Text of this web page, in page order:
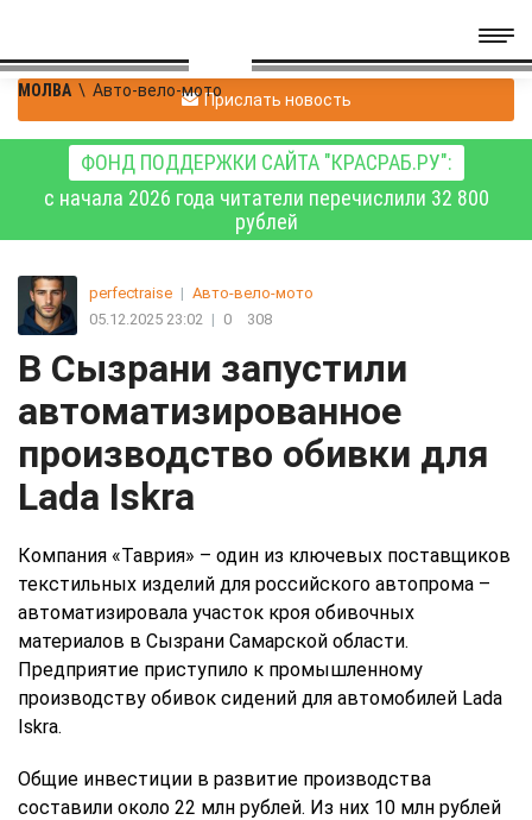
МОЛВА \ Авто-вело-мотоПрислать новость
ФОНД ПОДДЕРЖКИ САЙТА "КРАСРАБ.РУ":
с начала 2026 года читатели перечислили 32 800
рублей
perfectraise | Авто-вело-мото
05.12.2025 23:02 | 0 308
В Сызрани запустили
автоматизированное
производство обивки для
Lada Iskra
Компания «Таврия» – один из ключевых поставщиков
текстильных изделий для российского автопрома –
автоматизировала участок кроя обивочных
материалов в Сызрани Самарской области.
Предприятие приступило к промышленному
производству обивок сидений для автомобилей Lada
Iskra.
Общие инвестиции в развитие производства
составили около 22 млн рублей. Из них 10 млн рублей